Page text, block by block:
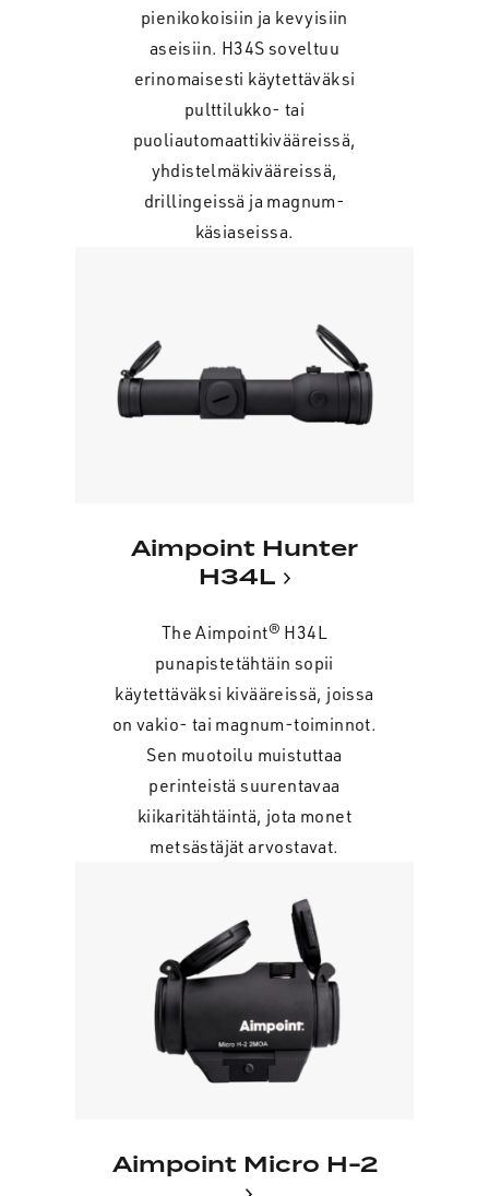
pienikokoisiin ja kevyisiin
aseisiin. H34S soveltuu
erinomaisesti käytettäväksi
pulttilukko- tai
puoliautomaattikivääreissä,
yhdistelmäkivääreissä,
drillingeissä ja magnum-
käsiaseissa.
Aimpoint Hunter
H34L
The Aimpoint® H34L
punapistetähtäin sopii
käytettäväksi kivääreissä, joissa
on vakio- tai magnum-toiminnot.
Sen muotoilu muistuttaa
perinteistä suurentavaa
kiikaritähtäintä, jota monet
metsästäjät arvostavat.
Aimpoint Micro H-2